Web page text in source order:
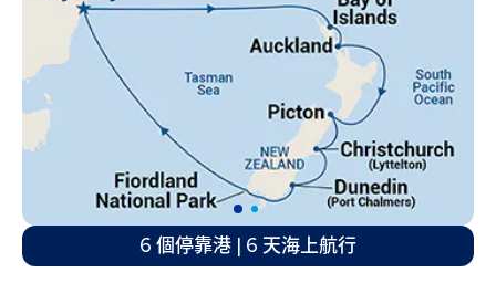
6 個停靠港 | 6 天海上航行